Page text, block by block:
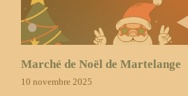
Marché de Noël de Martelange
10 novembre 2025